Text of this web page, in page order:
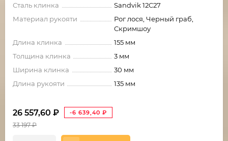
Сталь клинка
Sandvik 12C27
Материал рукояти
Рог лося, Черный граб,
Скримшоу
Длина клинка
155 мм
Толщина клинка
3 мм
Ширина клинка
30 мм
Длина рукояти
135 мм
26 557,60 ₽ -6 639,40 ₽
33 197₽